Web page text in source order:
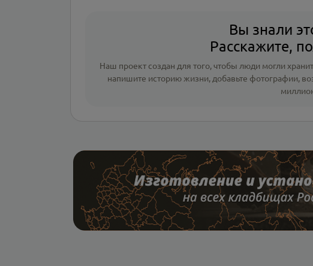
Вы знали
Расскажите,
Наш проект создан для того, чтобы люди могли
напишите историю жизни, добавьте фотографии,